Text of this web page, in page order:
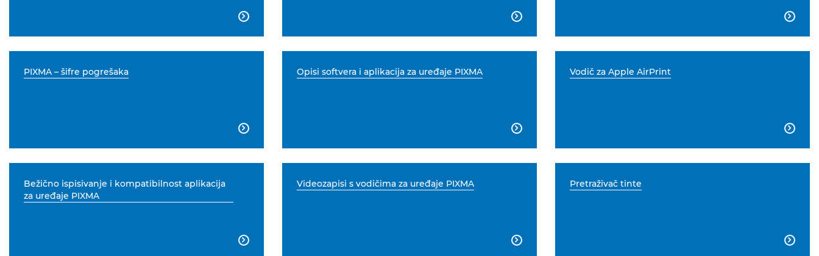
  
PIXMA – šifre pogrešaka

Opisi softvera i aplikacija za uređaje PIXMA

Vodič za Apple AirPrint

Bežično ispisivanje i kompatibilnost aplikacija
za uređaje PIXMA

Videozapisi s vodičima za uređaje PIXMA

Pretraživač tinte
